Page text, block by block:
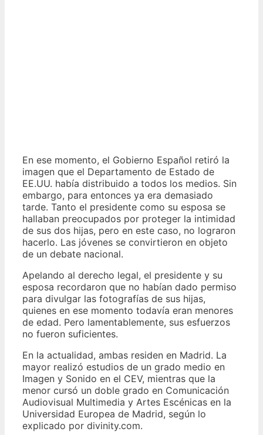
En ese momento, el Gobierno Español retiró la
imagen que el Departamento de Estado de
EE.UU. había distribuido a todos los medios. Sin
embargo, para entonces ya era demasiado
tarde. Tanto el presidente como su esposa se
hallaban preocupados por proteger la intimidad
de sus dos hijas, pero en este caso, no lograron
hacerlo. Las jóvenes se convirtieron en objeto
de un debate nacional.
Apelando al derecho legal, el presidente y su
esposa recordaron que no habían dado permiso
para divulgar las fotografías de sus hijas,
quienes en ese momento todavía eran menores
de edad. Pero lamentablemente, sus esfuerzos
no fueron suficientes.
En la actualidad, ambas residen en Madrid. La
mayor realizó estudios de un grado medio en
Imagen y Sonido en el CEV, mientras que la
menor cursó un doble grado en Comunicación
Audiovisual Multimedia y Artes Escénicas en la
Universidad Europea de Madrid, según lo
explicado por divinity.com.